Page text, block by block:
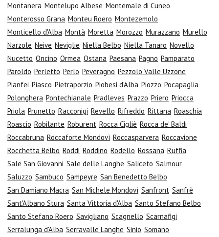
Montanera Montelupo Albese Montemale di Cuneo
Monterosso Grana Monteu Roero Montezemolo
Monticello d'Alba Montà Moretta Morozzo Murazzano Murello
Narzole Neive Neviglie Niella Belbo Niella Tanaro Novello
Nucetto Oncino Ormea Ostana Paesana Pagno Pamparato
Paroldo Perletto Perlo Peveragno Pezzolo Valle Uzzone
Pianfei Piasco Pietraporzio Piobesi d'Alba Piozzo Pocapaglia
Polonghera Pontechianale Pradleves Prazzo Priero Priocca
Priola Prunetto Racconigi Revello Rifreddo Rittana Roaschia
Roascio Robilante Roburent Rocca Cigliè Rocca de' Baldi
Roccabruna Roccaforte Mondovì Roccasparvera Roccavione
Rocchetta Belbo Roddi Roddino Rodello Rossana Ruffia
Sale San Giovanni Sale delle Langhe Saliceto Salmour
Saluzzo Sambuco Sampeyre San Benedetto Belbo
San Damiano Macra San Michele Mondovì Sanfront Sanfrè
Sant'Albano Stura Santa Vittoria d'Alba Santo Stefano Belbo
Santo Stefano Roero Savigliano Scagnello Scarnafigi
Serralunga d'Alba Serravalle Langhe Sinio Somano